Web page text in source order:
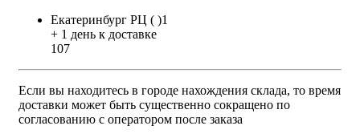
Екатеринбург РЦ ( )1
+ 1 день к доставке
107
Если вы находитесь в городе нахождения склада, то время
доставки может быть существенно сокращено по
согласованию с оператором после заказа